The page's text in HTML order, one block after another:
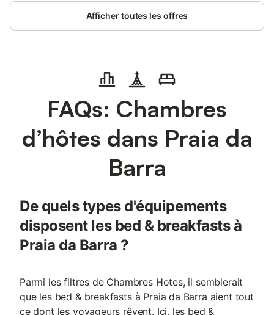
Afficher toutes les offres
FAQs: Chambres
d’hôtes dans Praia da
Barra
De quels types d'équipements
disposent les bed & breakfasts à
Praia da Barra ?
Parmi les filtres de Chambres Hotes, il semblerait
que les bed & breakfasts à Praia da Barra aient tout
ce dont les voyageurs rêvent. Ici, les bed &